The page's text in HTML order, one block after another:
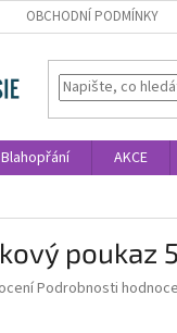
OBCHODNÍ PODMÍNKY
Blahopřání AKCE
poukaz
Podrobnosti